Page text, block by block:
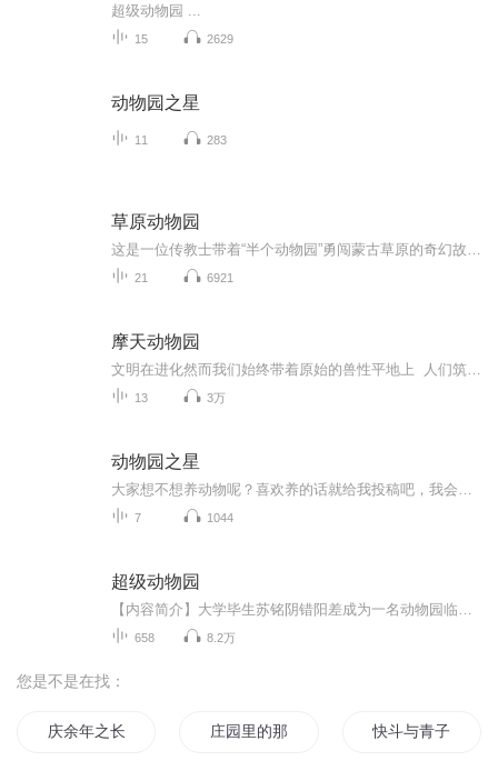
超级动物园 ...
15 2629
动物园之星
11 283
草原动物园
21 6921
摩天动物园
13 3万
动物园之星
7 1044
超级动物园
658 8.2万
您是不是在找：
庆余年之长歌行 庄园里的那点事 快斗与青子的情